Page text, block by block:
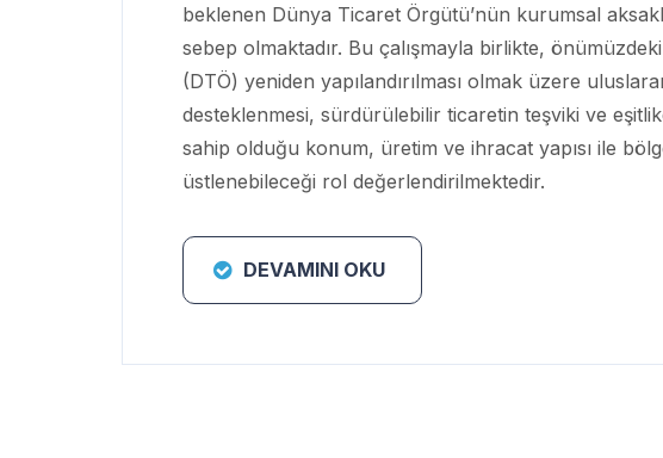
beklenen Dünya Ticaret Örgütü’nün kurumsal
sebep olmaktadır. Bu çalışmayla birlikte,
(DTÖ) yeniden yapılandırılması olmak üzere
desteklenmesi, sürdürülebilir ticaretin teşviki ve
sahip olduğu konum, üretim ve ihracat yapısı ile
üstlenebileceği rol değerlendirilmektedir.
DEVAMINI OKU